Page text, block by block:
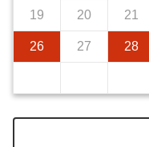
19 20 21
26 27 28